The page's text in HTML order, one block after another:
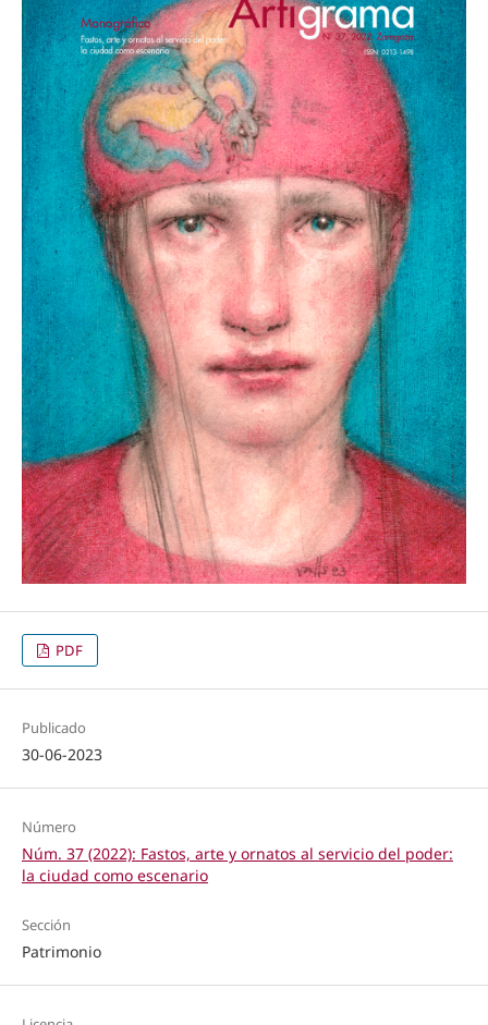
PDF
Publicado
30-06-2023
Número
Núm. 37 (2022): Fastos, arte y ornatos al servicio del poder:
la ciudad como escenario
Sección
Patrimonio